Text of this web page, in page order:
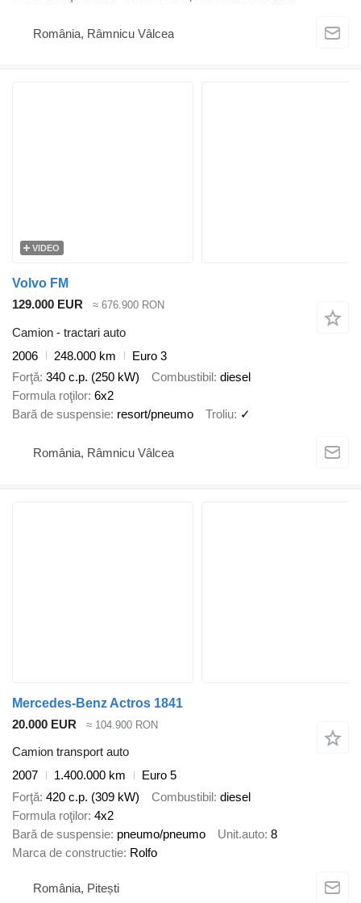
România, Râmnicu Vâlcea
VIDEO
Volvo FM
129.000 EUR
≈ 676.900 RON
Camion - tractari auto
2006
248.000 km
Euro 3
Forţă 340 c.p. (250 kW) Combustibil diesel
Formula roţilor 6x2
Bară de suspensie resort/pneumo Troliu ✓
România, Râmnicu Vâlcea
Mercedes-Benz Actros 1841
20.000 EUR
≈ 104.900 RON
Camion transport auto
2007
1.400.000 km
Euro 5
Forţă 420 c.p. (309 kW) Combustibil diesel
Formula roţilor 4x2
Bară de suspensie pneumo/pneumo Unit.auto 8
Marca de constructie Rolfo
România, Pitești